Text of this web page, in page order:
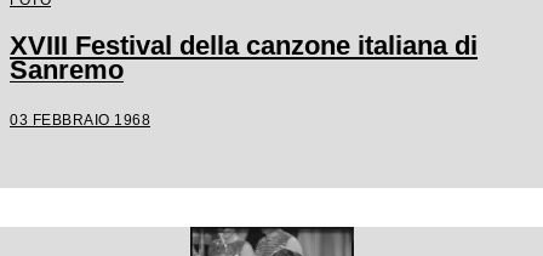
XVIII Festival della canzone italiana di
Sanremo
03 FEBBRAIO 1968